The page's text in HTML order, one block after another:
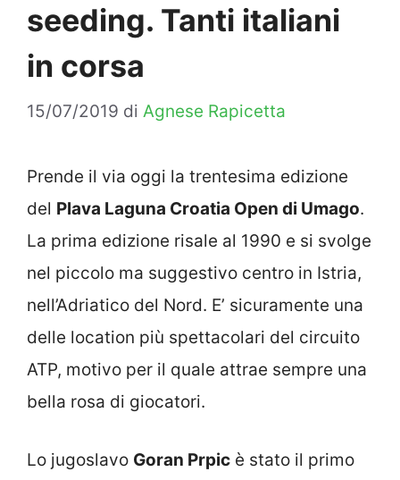
seeding. Tanti italiani
in corsa
15/07/2019 di Agnese Rapicetta
Prende il via oggi la trentesima edizione
del Plava Laguna Croatia Open di Umago.
La prima edizione risale al 1990 e si svolge
nel piccolo ma suggestivo centro in Istria,
nell’Adriatico del Nord. E’ sicuramente una
delle location più spettacolari del circuito
ATP, motivo per il quale attrae sempre una
bella rosa di giocatori.
Lo jugoslavo Goran Prpic è stato il primo